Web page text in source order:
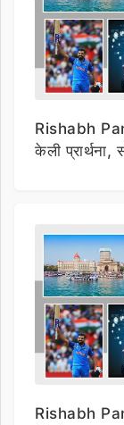
Rishabh
केली प्रार्थना,
Rishabh